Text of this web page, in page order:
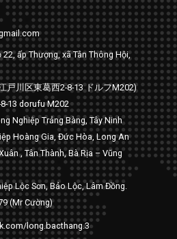
ấp Thượng, xã Tân Thông Hội,
戸川区東葛西2-8-13 ドルフM202)
13 dorufu M202
Nghiệp Trảng Bàng, Tây Ninh
Hoàng Gia, Đức Hòa, Long An
, Tân Thành, Bà Rịa – Vũng
Lộc Sơn, Bảo Lộc, Lâm Đồng.
(Mr Cường)
long.bacthang.3